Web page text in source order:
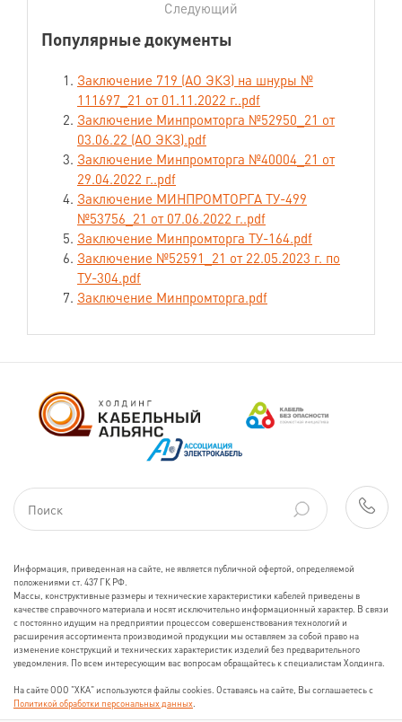
Следующий
Популярные документы
Заключение 719 (АО ЭКЗ) на шнуры №
111697_21 от 01.11.2022 г..pdf
Заключение Минпромторга №52950_21 от
03.06.22 (АО ЭКЗ).pdf
Заключение Минпромторга №40004_21 от
29.04.2022 г..pdf
Заключение МИНПРОМТОРГА ТУ-499
№53756_21 от 07.06.2022 г..pdf
Заключение Минпромторга ТУ-164.pdf
Заключение №52591_21 от 22.05.2023 г. по
ТУ-304.pdf
Заключение Минпромторга.pdf
Информация, приведенная на сайте, не является публичной офертой, определяемой
положениями ст. 437 ГК РФ.
Массы, конструктивные размеры и технические характеристики кабелей приведены в
качестве справочного материала и носят исключительно информационный характер. В связи
с постоянно идущим на предприятии процессом совершенствования технологий и
расширения ассортимента производимой продукции мы оставляем за собой право на
изменение конструкций и технических характеристик изделий без предварительного
уведомления. По всем интересующим вас вопросам обращайтесь к специалистам Холдинга.
На сайте ООО "ХКА" используются файлы cookies. Оставаясь на сайте, Вы соглашаетесь с
Политикой обработки персональных данных